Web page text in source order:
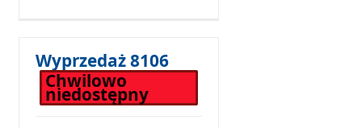
Wyprzedaż 8106
Chwilowo
niedostępny